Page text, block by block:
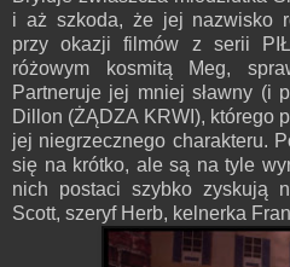
i aż szkoda, że jej nazwisko
przy okazji filmów z serii
różowym kosmitą Meg,
Partneruje jej mniej sławny (i
Dillon (ŻĄDZA KRWI), którego
jej niegrzecznego charakteru.
się na krótko, ale są na tyle
nich postaci szybko zyskują
Scott, szeryf Herb, kelnerka